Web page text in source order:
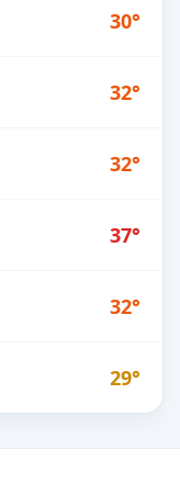
30°
32°
32°
37°
32°
29°